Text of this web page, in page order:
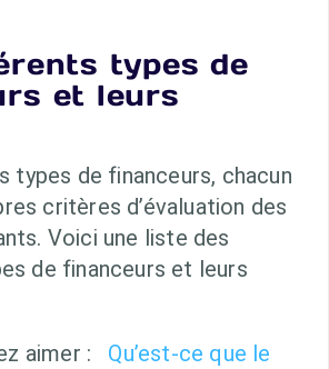
types de
et leurs
types de financeurs, chacun
critères d’évaluation des
Voici une liste des
de financeurs et leurs
aimer :
Qu’est-ce que le